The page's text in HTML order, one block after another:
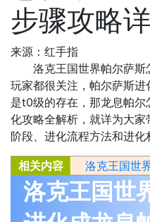
步骤攻略
来源：红手指
洛克王国世界帕尔萨斯
玩家都很关注，帕尔萨斯
是t0级的存在，那龙息帕
化攻略全解析，就详为大
阶段、进化流程方法和进化
相关内容 洛克王国世
洛克王国世